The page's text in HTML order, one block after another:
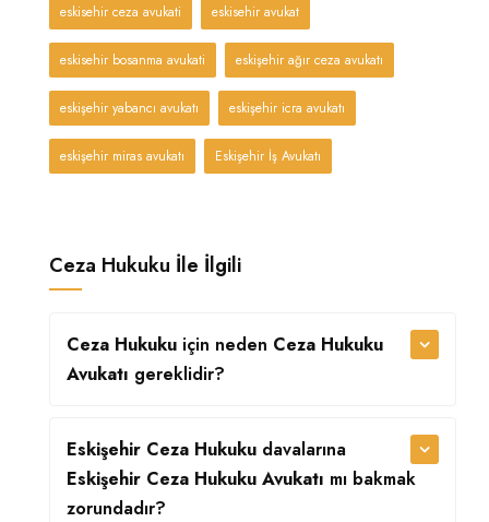
eskisehir ceza avukati eskisehir avukat
eskisehir bosanma avukati eskişehir ağır ceza avukatı
eskişehir yabancı avukatı eskişehir icra avukatı
eskişehir miras avukatı Eskişehir İş Avukatı
Ceza Hukuku İle İlgili
Ceza Hukuku için neden Ceza Hukuku
Avukatı gereklidir?
Eskişehir Ceza Hukuku davalarına
Eskişehir Ceza Hukuku Avukatı mı bakmak
zorundadır?